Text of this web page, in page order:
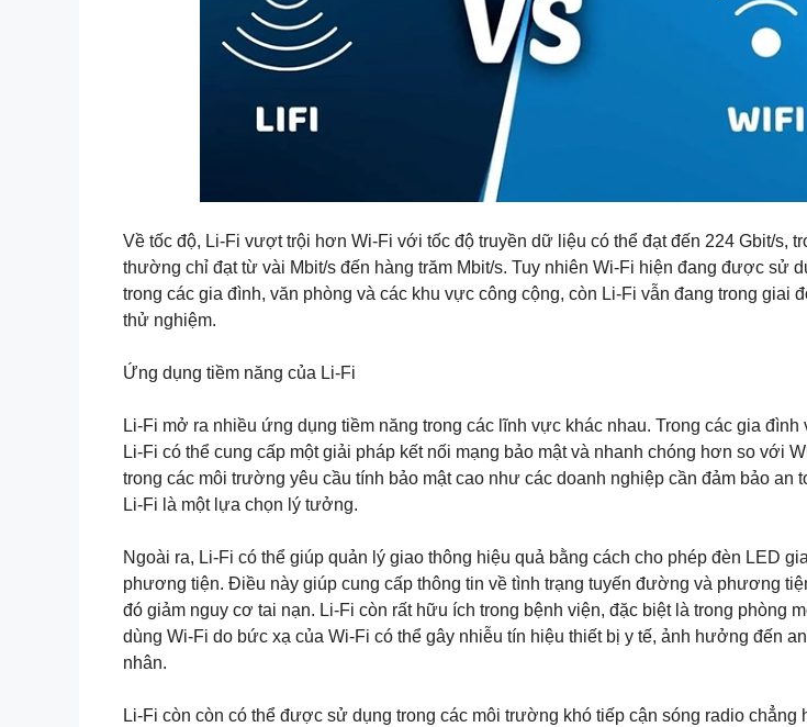
Về tốc độ, Li-Fi vượt trội hơn Wi-Fi với tốc độ truyền dữ liệu có thể đạt đến 224 Gbit/s,
thường chỉ đạt từ vài Mbit/s đến hàng trăm Mbit/s. Tuy nhiên Wi-Fi hiện đang được sử
trong các gia đình, văn phòng và các khu vực công cộng, còn Li-Fi vẫn đang trong giai
thử nghiệm.
Ứng dụng tiềm năng của Li-Fi
Li-Fi mở ra nhiều ứng dụng tiềm năng trong các lĩnh vực khác nhau. Trong các gia đình
Li-Fi có thể cung cấp một giải pháp kết nối mạng bảo mật và nhanh chóng hơn so với
trong các môi trường yêu cầu tính bảo mật cao như các doanh nghiệp cần đảm bảo an
Li-Fi là một lựa chọn lý tưởng.
Ngoài ra, Li-Fi có thể giúp quản lý giao thông hiệu quả bằng cách cho phép đèn LED
phương tiện. Điều này giúp cung cấp thông tin về tình trạng tuyến đường và phương
đó giảm nguy cơ tai nạn. Li-Fi còn rất hữu ích trong bệnh viện, đặc biệt là trong phòng
dùng Wi-Fi do bức xạ của Wi-Fi có thể gây nhiễu tín hiệu thiết bị y tế, ảnh hưởng đến
nhân.
Li-Fi còn còn có thể được sử dụng trong các môi trường khó tiếp cận sóng radio chẳng